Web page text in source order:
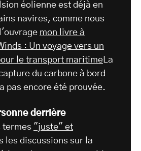
éolienne est déjà en
navires, comme nous
mon livre à
: Un voyage vers un
le transport maritimeLa
du carbone à bord
pas encore été prouvée.
derrière
termes "juste" et
les discussions sur la